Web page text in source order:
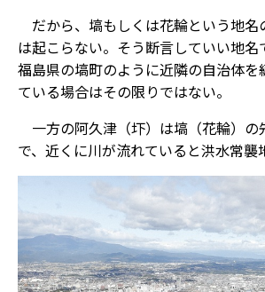
だから、塙もしくは花輪という地名
は起こらない。そう断言していい地名
福島県の塙町のように近隣の自治体を
ている場合はその限りではない。
一方の阿久津（圷）は塙（花輪）の
で、近くに川が流れていると洪水常襲